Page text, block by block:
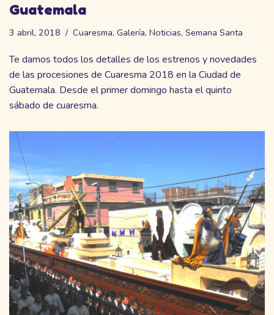
Guatemala
3 abril, 2018 Cuaresma, Galería, Noticias, Semana Santa
Te damos todos los detalles de los estrenos y novedades
de las procesiones de Cuaresma 2018 en la Ciudad de
Guatemala. Desde el primer domingo hasta el quinto
sábado de cuaresma.